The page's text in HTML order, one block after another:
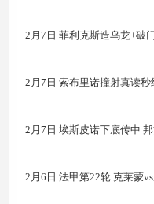
2月7日 菲利克斯造乌龙+破
2月7日 索布里诺撞射真读秒
2月7日 埃斯皮诺下底传中
2月6日 法甲第22轮 克莱蒙